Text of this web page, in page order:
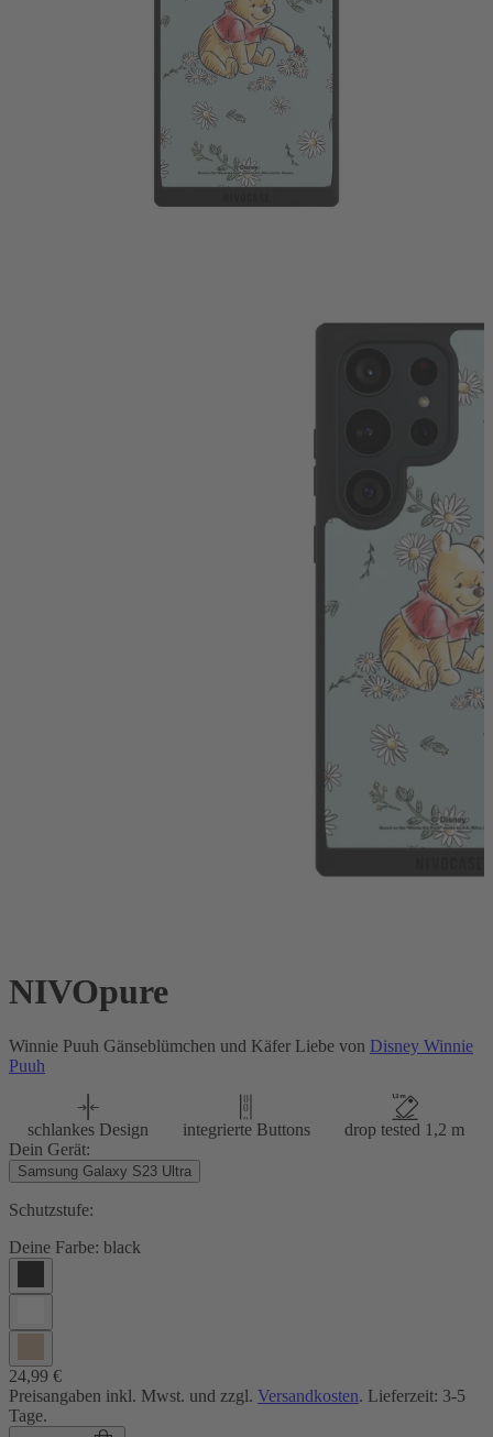
NIVOpure
Winnie Puuh Gänseblümchen und Käfer Liebe von Disney Winnie
Puuh
schlankes Design integrierte Buttons
drop tested 1,2 m
Dein Gerät:
Samsung Galaxy S23 Ultra
Schutzstufe:
Deine Farbe: black
24,99 €
Preisangaben inkl. Mwst. und zzgl. Versandkosten. Lieferzeit: 3-5
Tage.